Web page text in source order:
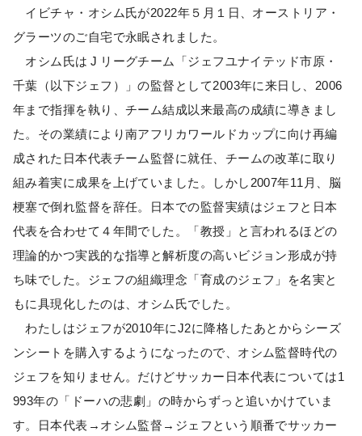
イビチャ・オシム氏が2022年５月１日、オーストリア・
グラーツのご自宅で永眠されました。
オシム氏は J リーグチーム「ジェフユナイテッド市原・
千葉（以下ジェフ）」の監督として2003年に来日し、2006
年まで指揮を執り、チーム結成以来最高の成績に導きまし
た。その業績により南アフリカワールドカップに向け再編
成された日本代表チーム監督に就任、チームの改革に取り
組み着実に成果を上げていました。しかし2007年11月、脳
梗塞で倒れ監督を辞任。日本での監督実績はジェフと日本
代表を合わせて４年間でした。「教授」と言われるほどの
理論的かつ実践的な指導と解析度の高いビジョン形成が持
ち味でした。ジェフの組織理念「育成のジェフ」を名実と
もに具現化したのは、オシム氏でした。
わたしはジェフが2010年にJ2に降格したあとからシーズ
ンシートを購入するようになったので、オシム監督時代の
ジェフを知りません。だけどサッカー日本代表については1
993年の「ドーハの悲劇」の時からずっと追いかけていま
す。日本代表→オシム監督→ジェフという順番でサッカー